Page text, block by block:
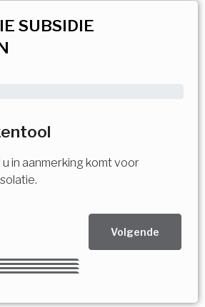
SUBSIDIE
in aanmerking komt voor
Volgende
mogelijk
Volgende